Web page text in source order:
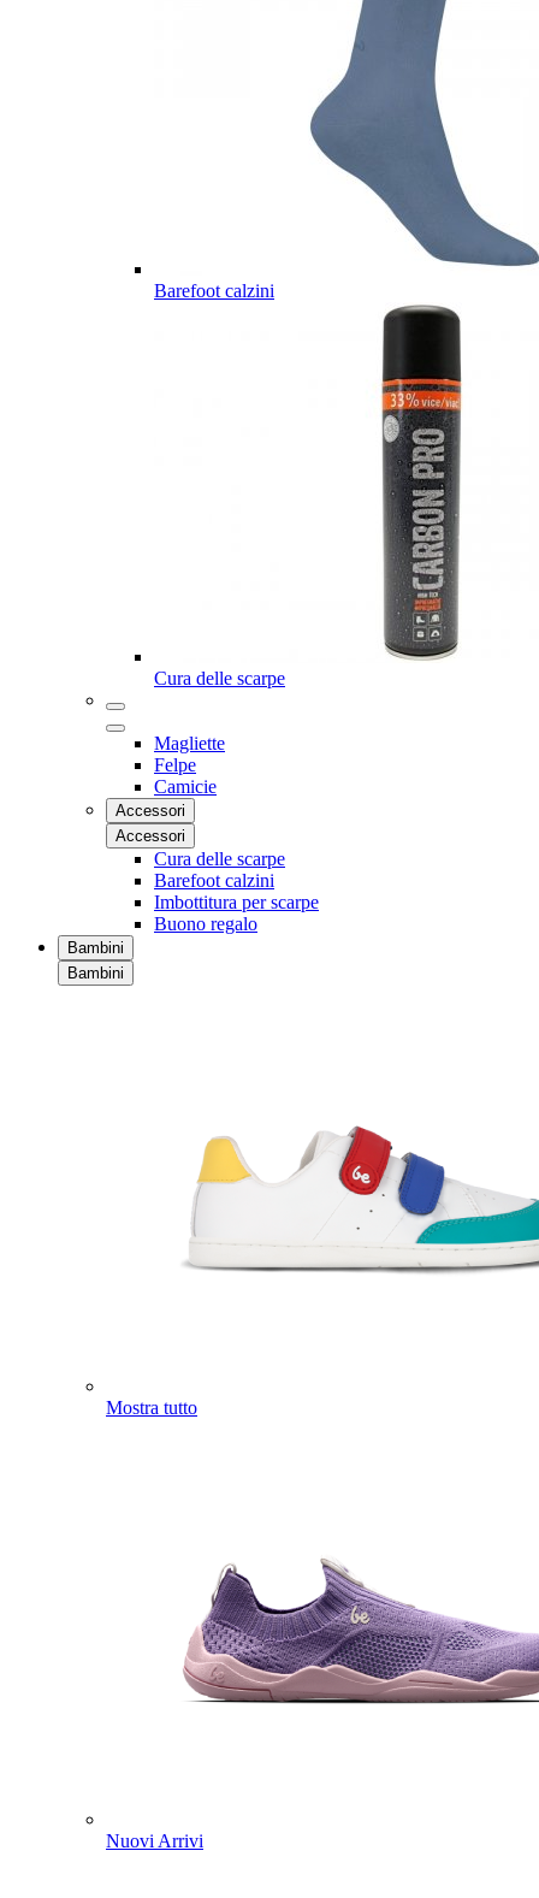
Barefoot calzini
Cura delle scarpe
Magliette
Felpe
Camicie
Accessori
Accessori
Cura delle scarpe
Barefoot calzini
Imbottitura per scarpe
Buono regalo
Bambini
Bambini
Mostra tutto
Nuovi Arrivi